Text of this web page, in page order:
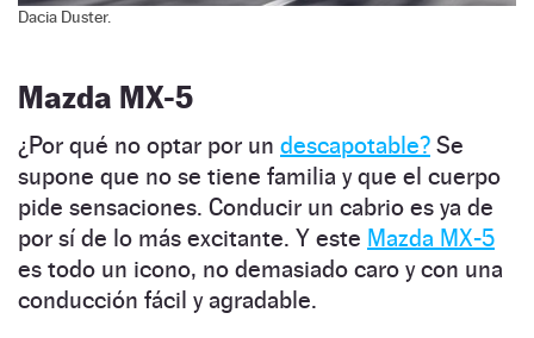
Dacia Duster.
Mazda MX-5
¿Por qué no optar por un descapotable? Se
supone que no se tiene familia y que el cuerpo
pide sensaciones. Conducir un cabrio es ya de
por sí de lo más excitante. Y este Mazda MX-5
es todo un icono, no demasiado caro y con una
conducción fácil y agradable.